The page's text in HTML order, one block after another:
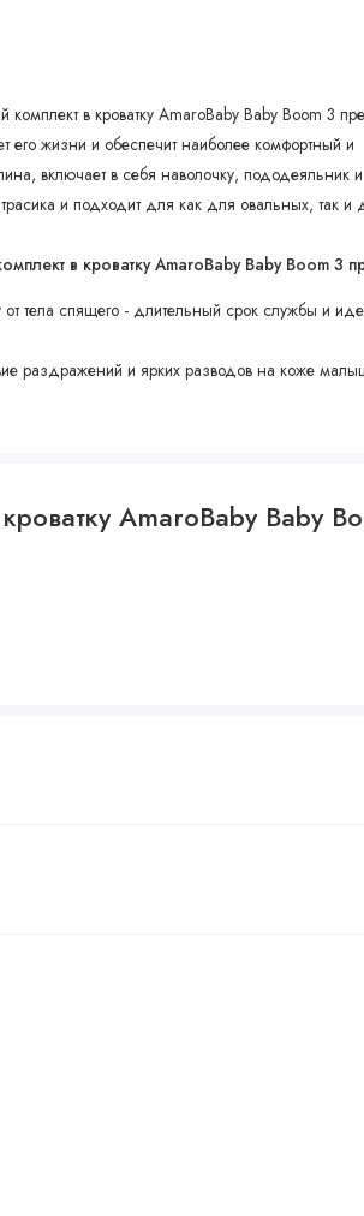
в кроватку AmaroBaby Baby Boom 3
его жизни и обеспечит наиболее комфортный и
включает в себя наволочку, пододеяльник и
и подходит для как для овальных, так и
в кроватку AmaroBaby Baby Boom 3
от тела спящего - длительный срок службы и
раздражений и ярких разводов на коже
кроватку AmaroBaby